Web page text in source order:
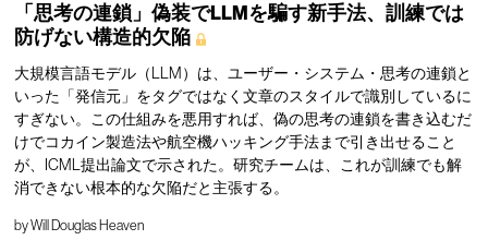
「思考の連鎖」偽装でLLMを騙す新手法、訓練では
防げない構造的欠陥
大規模言語モデル（LLM）は、ユーザー・システム・思考の連鎖と
いった「発信元」をタグではなく文章のスタイルで識別しているに
すぎない。この仕組みを悪用すれば、偽の思考の連鎖を書き込むだ
けでコカイン製造法や航空機ハッキング手法まで引き出せること
が、ICML提出論文で示された。研究チームは、これが訓練でも解
消できない根本的な欠陥だと主張する。
byWill Douglas Heaven